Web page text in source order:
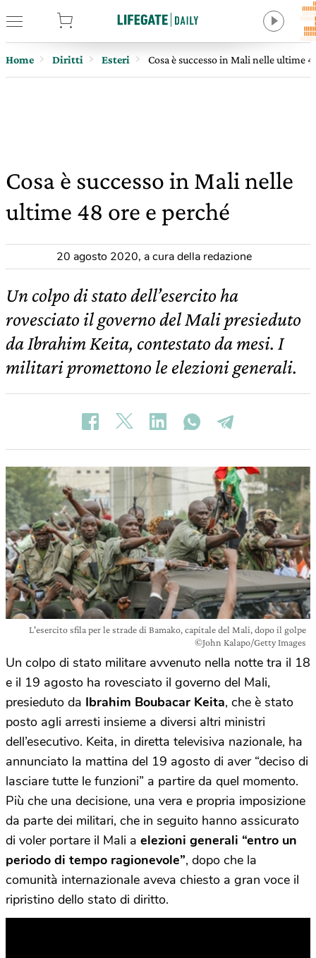
Home Diritti Esteri Cosa è successo in Mali nelle ultime
Cosa è successo in Mali nelle
ultime 48 ore e perché
20 agosto 2020, a cura della redazione
Un colpo di stato dell’esercito ha
rovesciato il governo del Mali presieduto
da Ibrahim Keita, contestato da mesi. I
militari promettono le elezioni generali.
L'esercito sfila per le strade di Bamako, capitale del Mali, dopo il golpe
©John Kalapo/Getty Images
Un colpo di stato militare avvenuto nella notte tra il 18
e il 19 agosto ha rovesciato il governo del Mali,
presieduto da Ibrahim Boubacar Keita, che è stato
posto agli arresti insieme a diversi altri ministri
dell’esecutivo. Keita, in diretta televisiva nazionale, ha
annunciato la mattina del 19 agosto di aver “deciso di
lasciare tutte le funzioni” a partire da quel momento.
Più che una decisione, una vera e propria imposizione
da parte dei militari, che in seguito hanno assicurato
di voler portare il Mali a elezioni generali “entro un
periodo di tempo ragionevole”, dopo che la
comunità internazionale aveva chiesto a gran voce il
ripristino dello stato di diritto.